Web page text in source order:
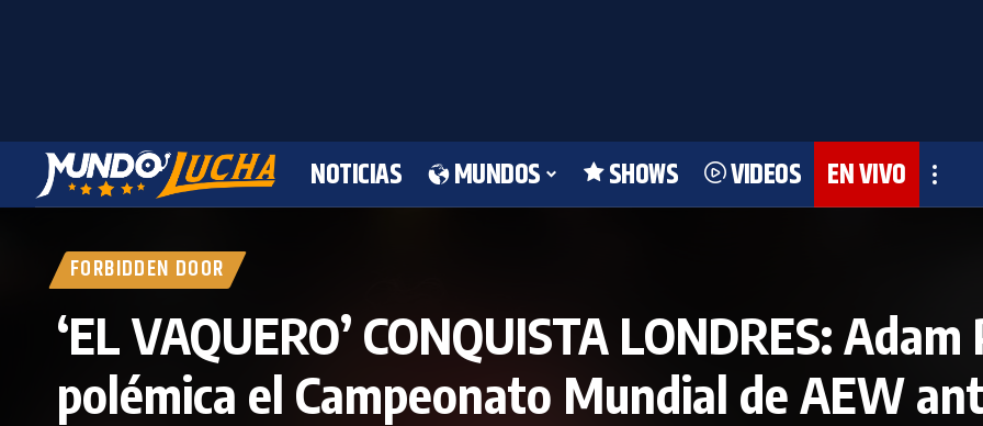
NOTICIAS MUNDOS SHOWS VIDEOS EN VIVO
FORBIDDEN DOOR
‘EL VAQUERO’ CONQUISTA LONDRES:
polémica el Campeonato Mundial de AEW